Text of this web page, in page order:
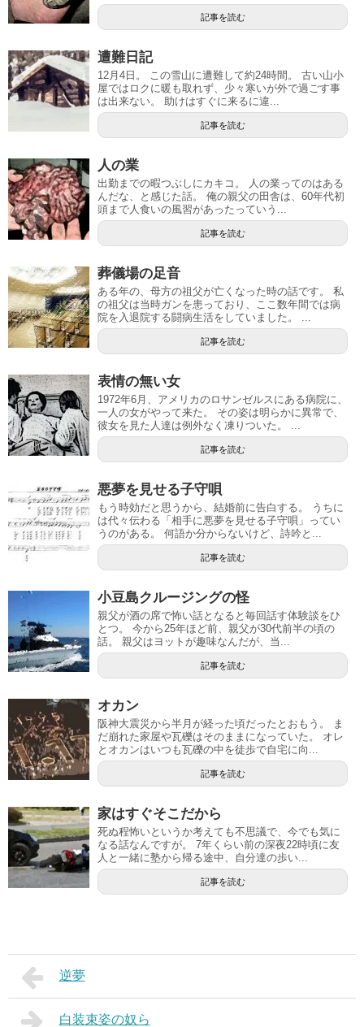
記事を読む
遭難日記
12月4日。 この雪山に遭難して約24時間。 古い山小
屋ではロクに暖も取れず、少々寒いが外で過ごす事
は出来ない。 助けはすぐに来るに違...
記事を読む
人の業
出勤までの暇つぶしにカキコ。 人の業ってのはある
んだな、と感じた話。 俺の親父の田舎は、60年代初
頭まで人食いの風習があったっていう...
記事を読む
葬儀場の足音
ある年の、母方の祖父が亡くなった時の話です。 私
の祖父は当時ガンを患っており、ここ数年間では病
院を入退院する闘病生活をしていました。 ...
記事を読む
表情の無い女
1972年6月、アメリカのロサンゼルスにある病院に、
一人の女がやって来た。 その姿は明らかに異常で、
彼女を見た人達は例外なく凍りついた。 ...
記事を読む
悪夢を見せる子守唄
もう時効だと思うから、結婚前に告白する。 うちに
は代々伝わる「相手に悪夢を見せる子守唄」ってい
うのがある。 何語か分からないけど、詩吟と...
記事を読む
小豆島クルージングの怪
親父が酒の席で怖い話となると毎回話す体験談をひ
とつ。 今から25年ほど前、親父が30代前半の頃の
話。 親父はヨットが趣味なんだが、当...
記事を読む
オカン
阪神大震災から半月が経った頃だったとおもう。 ま
だ崩れた家屋や瓦礫はそのままになっていた。 オレ
とオカンはいつも瓦礫の中を徒歩で自宅に向...
記事を読む
家はすぐそこだから
死ぬ程怖いというか考えても不思議で、今でも気に
なる話なんですが。 7年くらい前の深夜22時頃に友
人と一緒に塾から帰る途中、自分達の歩い...
記事を読む
逆夢
白装束姿の奴ら